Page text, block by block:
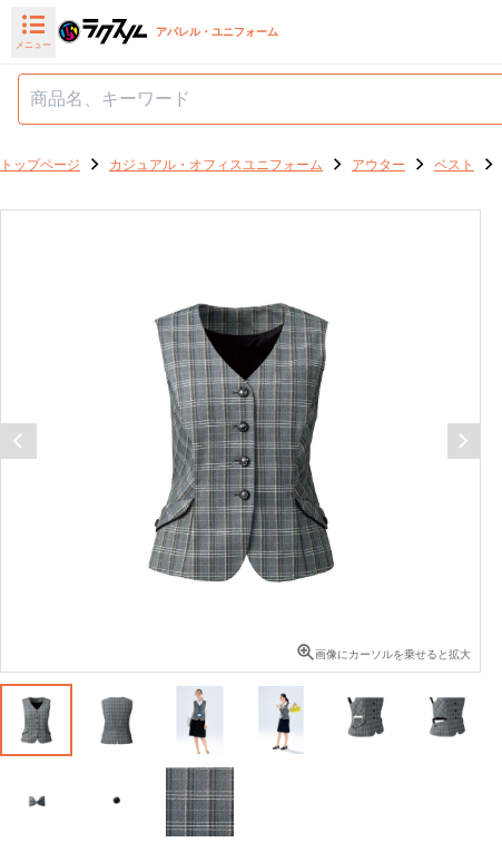
メニュー
アパレル・ユニフォーム
トップページ カジュアル・オフィスユニフォーム アウター ベスト
画像にカーソルを乗せると拡大